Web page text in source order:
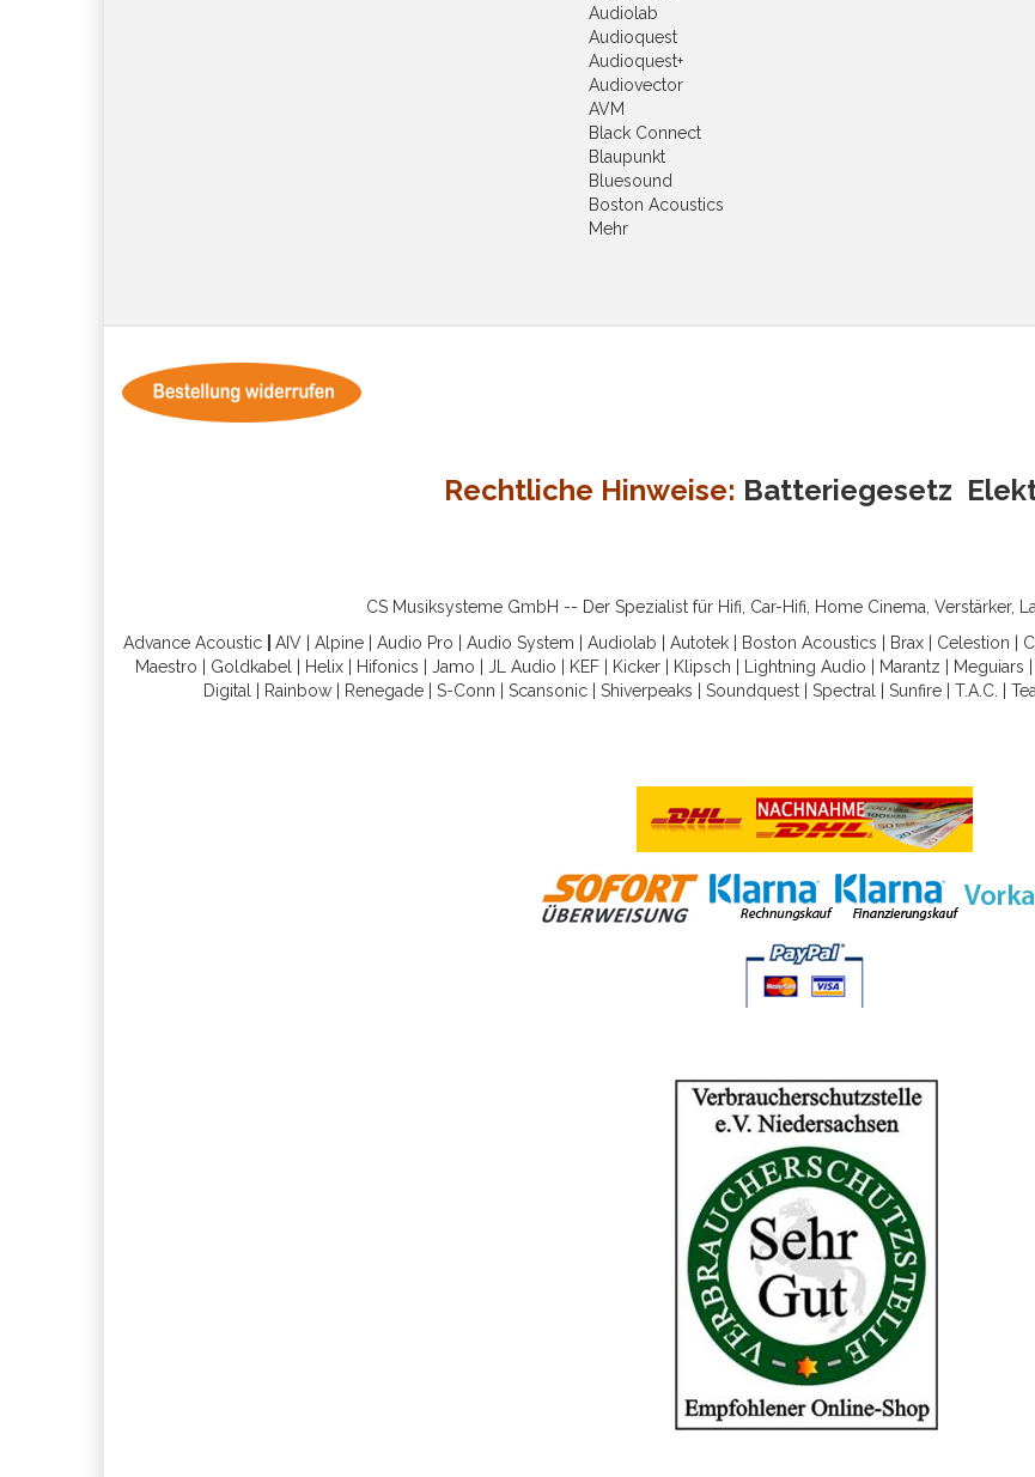
Audiolab
Audioquest
Audioquest+
Audiovector
AVM
Black Connect
Blaupunkt
Bluesound
Boston Acoustics
Mehr
Rechtliche Hinweise: Batteriegesetz
CS Musiksysteme GmbH -- Der Spezialist für Hifi, Car-Hifi, Home Cinema, Verstärker,
Advance Acoustic
AIV Alpine Audio Pro Audio System Audiolab Autotek Boston Acoustics Brax Celestion
Maestro
Goldkabel Helix| Hifonics Jamo JL Audio KEF| Kicker| Klipsch Lightning Audio Marantz Meguiars
Digital
Rainbow Renegade S-Conn Scansonic Shiverpeaks Soundquest Spectral Sunfire T.A.C.